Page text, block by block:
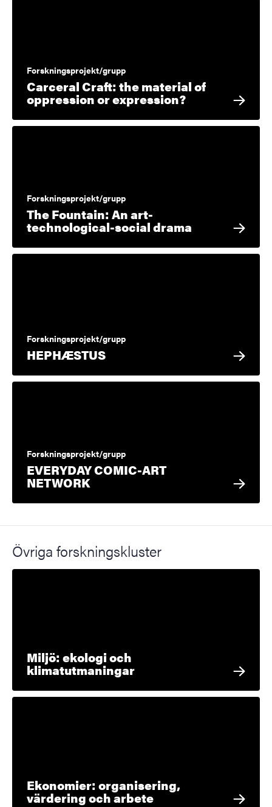
Forskningsprojekt/grupp
Carceral Craft: the material of
oppression or expression?
Forskningsprojekt/grupp
The Fountain: An art-
technological-social drama
Forskningsprojekt/grupp
HEPHÆSTUS
Forskningsprojekt/grupp
EVERYDAY COMIC-ART
NETWORK
Övriga forskningskluster
Miljö: ekologi och
klimatutmaningar
Ekonomier: organisering,
värdering och arbete